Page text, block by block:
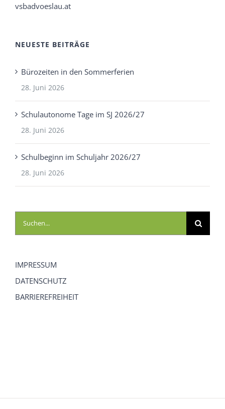
vsbadvoeslau.at
NEUESTE BEITRÄGE
Bürozeiten in den Sommerferien
28. Juni 2026
Schulautonome Tage im SJ 2026/27
28. Juni 2026
Schulbeginn im Schuljahr 2026/27
28. Juni 2026
Suche
nach:
IMPRESSUM
DATENSCHUTZ
BARRIEREFREIHEIT